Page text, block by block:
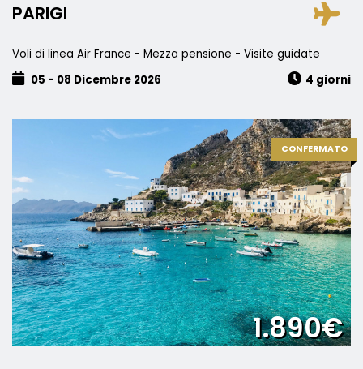
PARIGI
Voli di linea Air France - Mezza pensione - Visite guidate
05 - 08 Dicembre 2026
4 giorni
CONFERMATO
1.890€